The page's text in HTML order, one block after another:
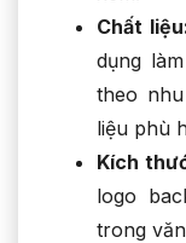
Chất
dụng
theo
liệu phù
Kích
logo
trong